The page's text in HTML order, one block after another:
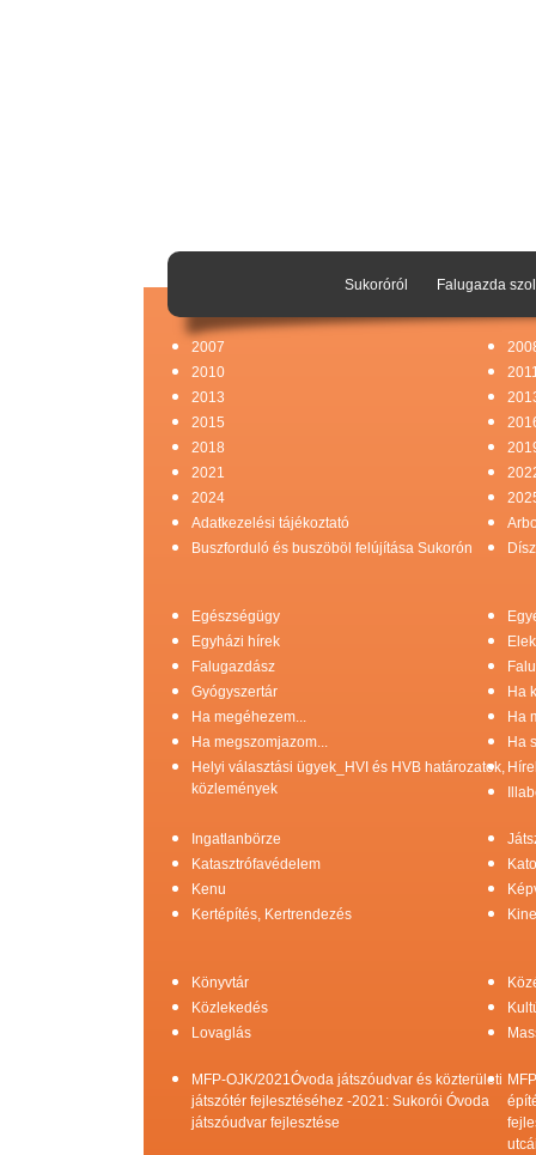
2007
2010
2013
2015
2018
2021
2024
Adatkezelési tájékoztató
Buszforduló és buszöböl felújítása Sukorón
Egészségügy
Egyházi hírek
Falugazdász
Gyógyszertár
Ha
Ha megéhezem...
Ha
Ha megszomjazom...
Ha
Helyi választási ügyek_HVI és HVB határozatok,
közlemények
Ingatlanbörze
Katasztrófavédelem
Kenu
Kertépítés, Kertrendezés
Könyvtár
Közlekedés
Lovaglás
MFP-OJK/2021Óvoda játszóudvar és közterületi
játszótér fejlesztéséhez -2021: Sukorói Óvoda
játszóudvar fejlesztése
Sukoróról Falugazda